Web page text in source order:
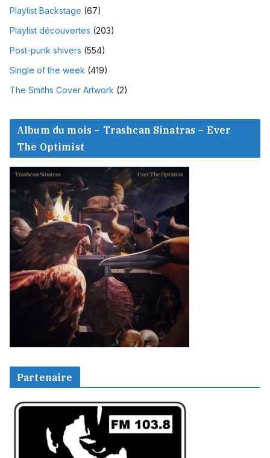
Playlist Backstage (67)
Playlist découvertes (203)
Post-punk shivers (554)
Single of the week (419)
The Smiths Cover Artwork (2)
Album du mois – Trashcan Sinatras – Ever
The Optimist
Partenaire